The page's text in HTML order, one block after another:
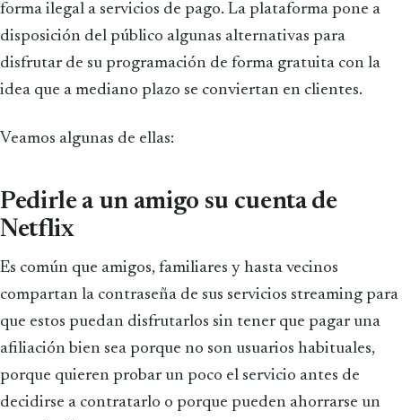
forma ilegal a servicios de pago. La plataforma pone a
disposición del público algunas alternativas para
disfrutar de su programación de forma gratuita con la
idea que a mediano plazo se conviertan en clientes.
Veamos algunas de ellas:
Pedirle a un amigo su cuenta de
Netflix
Es común que amigos, familiares y hasta vecinos
compartan la contraseña de sus servicios streaming para
que estos puedan disfrutarlos sin tener que pagar una
afiliación bien sea porque no son usuarios habituales,
porque quieren probar un poco el servicio antes de
decidirse a contratarlo o porque pueden ahorrarse un